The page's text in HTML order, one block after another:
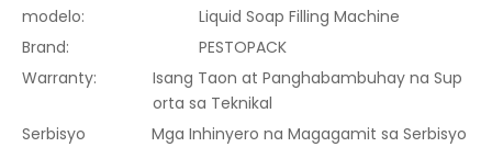
modelo:
Liquid Soap Filling Machine
Brand:
PESTOPACK
Warranty:
Isang Taon at Panghabambuhay na Sup
orta sa Teknikal
Serbisyo
Mga Inhinyero na Magagamit sa Serbisyo